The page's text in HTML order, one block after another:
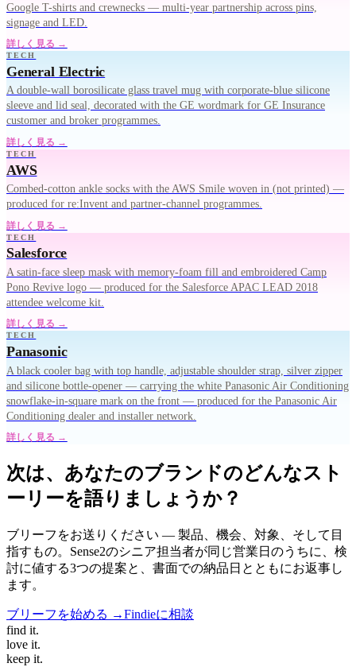
Google T-shirts and crewnecks — multi-year partnership across pins,
signage and LED.
詳しく見る →
TECH
General Electric
A double-wall borosilicate glass travel mug with corporate-blue silicone
sleeve and lid seal, decorated with the GE wordmark for GE Insurance
customer and broker programmes.
詳しく見る →
TECH
AWS
Combed-cotton ankle socks with the AWS Smile woven in (not printed) —
produced for re:Invent and partner-channel programmes.
詳しく見る →
TECH
Salesforce
A satin-face sleep mask with memory-foam fill and embroidered Camp
Pono Revive logo — produced for the Salesforce APAC LEAD 2018
attendee welcome kit.
詳しく見る →
TECH
Panasonic
A black cooler bag with top handle, adjustable shoulder strap, silver zipper
and silicone bottle-opener — carrying the white Panasonic Air Conditioning
snowflake-in-square mark on the front — produced for the Panasonic Air
Conditioning dealer and installer network.
詳しく見る →
次は、あなたのブランドのどんなスト
ーリーを語りましょうか？
ブリーフをお送りください — 製品、機会、対象、そして目
指すもの。Sense2のシニア担当者が同じ営業日のうちに、検
討に値する3つの提案と、書面での納品日とともにお返事し
ます。
ブリーフを始める →Findieに相談
find it.
love it.
keep it.